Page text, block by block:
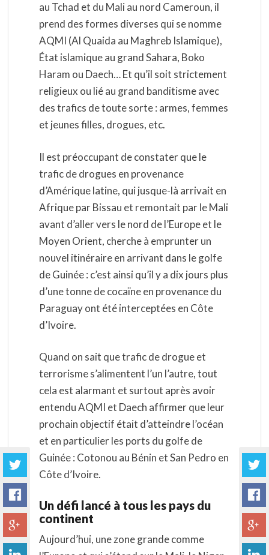
au Tchad et du Mali au nord Cameroun, il
prend des formes diverses qui se nomme
AQMI (Al Quaida au Maghreb Islamique),
État islamique au grand Sahara, Boko
Haram ou Daech… Et qu’il soit strictement
religieux ou lié au grand banditisme avec
des trafics de toute sorte : armes, femmes
et jeunes filles, drogues, etc.
Il est préoccupant de constater que le
trafic de drogues en provenance
d’Amérique latine, qui jusque-là arrivait en
Afrique par Bissau et remontait par le Mali
avant d’aller vers le nord de l’Europe et le
Moyen Orient, cherche à emprunter un
nouvel itinéraire en arrivant dans le golfe
de Guinée : c’est ainsi qu’il y a dix jours plus
d’une tonne de cocaïne en provenance du
Paraguay ont été interceptées en Côte
d’Ivoire.
Quand on sait que trafic de drogue et
terrorisme s’alimentent l’un l’autre, tout
cela est alarmant et surtout après avoir
entendu AQMI et Daech affirmer que leur
prochain objectif était d’atteindre l’océan
et en particulier les ports du golfe de
Guinée : Cotonou au Bénin et San Pedro en
Côte d’Ivoire.
Un défi lancé à tous les pays du
continent
Aujourd’hui, une zone grande comme